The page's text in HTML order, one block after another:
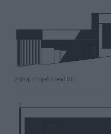
Zdroj: Projekt real BB